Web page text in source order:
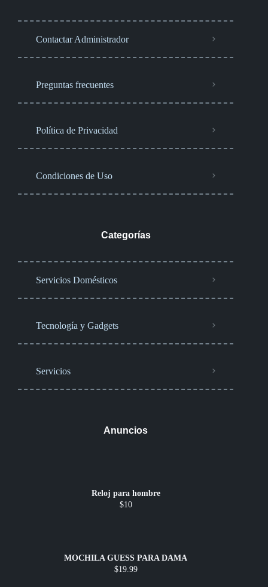
Contactar Administrador
Preguntas frecuentes
Política de Privacidad
Condiciones de Uso
Categorías
Servicios Domésticos
Tecnología y Gadgets
Servicios
Anuncios
Reloj para hombre
$10
MOCHILA GUESS PARA DAMA
$19.99